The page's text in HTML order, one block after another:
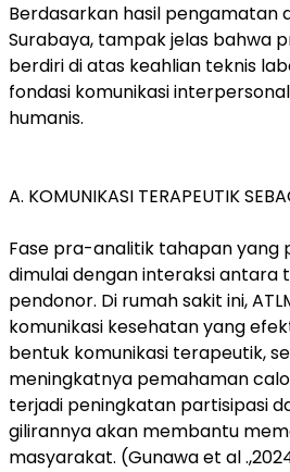
Berdasarkan hasil pengamatan
Surabaya, tampak jelas bahwa
berdiri di atas keahlian teknis
fondasi komunikasi
humanis.
A. KOMUNIKASI TERAPEUTIK
Fase pra-analitik tahapan yang
dimulai dengan interaksi antara
pendonor. Di rumah sakit ini,
komunikasi kesehatan yang
bentuk komunikasi terapeutik,
meningkatnya pemahaman
terjadi peningkatan partisipasi
gilirannya akan membantu
masyarakat. (Gunawa et al